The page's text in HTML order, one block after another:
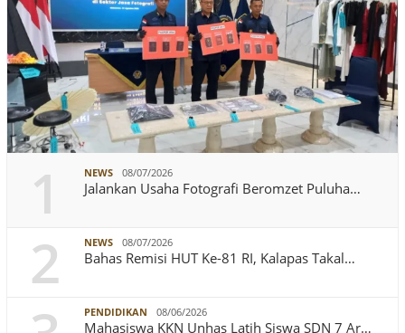
1 NEWS 08/07/2026
Jalankan Usaha Fotografi Beromzet Puluha…
2 NEWS 08/07/2026
Bahas Remisi HUT Ke-81 RI, Kalapas Takal…
PENDIDIKAN 08/06/2026
Mahasiswa KKN Unhas Latih Siswa SDN 7 Ar…